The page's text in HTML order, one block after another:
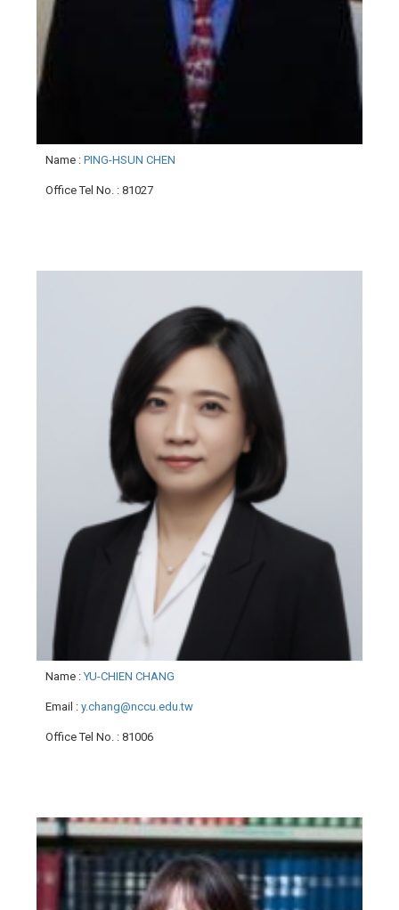
Name : PING-HSUN CHEN
Office Tel No. : 81027
Name :YU-CHIEN CHANG
Email : y.chang@nccu.edu.tw
Office Tel No. : 81006